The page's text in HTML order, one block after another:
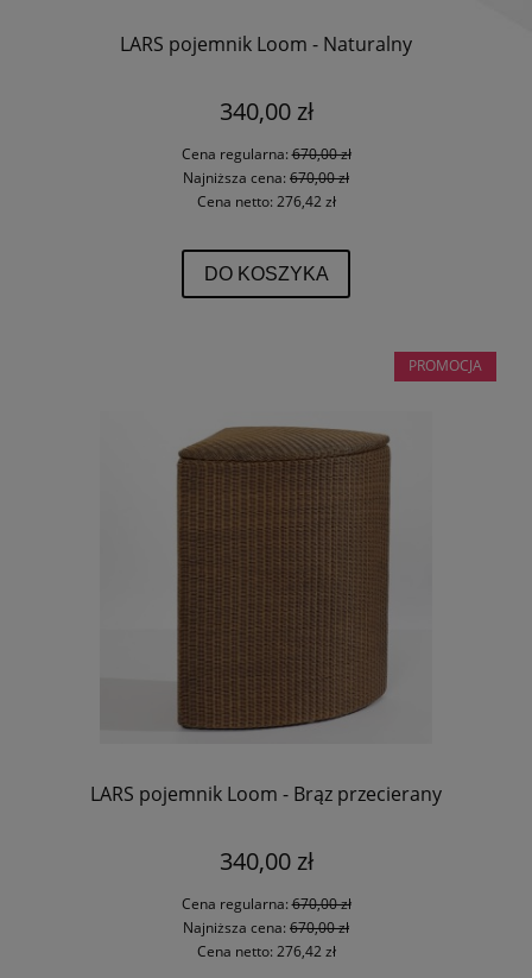
LARS pojemnik Loom - Naturalny
340,00 zł
Cena regularna:670,00 zł
Najniższa cena: 670,00 zł
Cena netto: 276,42 zł
DO KOSZYKA
LARS pojemnik Loom - Brąz przecierany
340,00 zł
Cena regularna:670,00 zł
Najniższa cena: 670,00 zł
Cena netto: 276,42 zł
PROMOCJA